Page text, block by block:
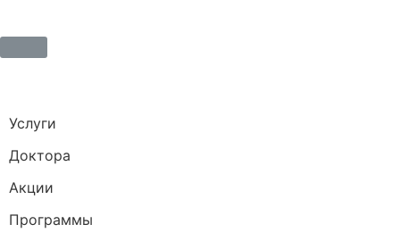
Услуги
Доктора
Акции
Программы